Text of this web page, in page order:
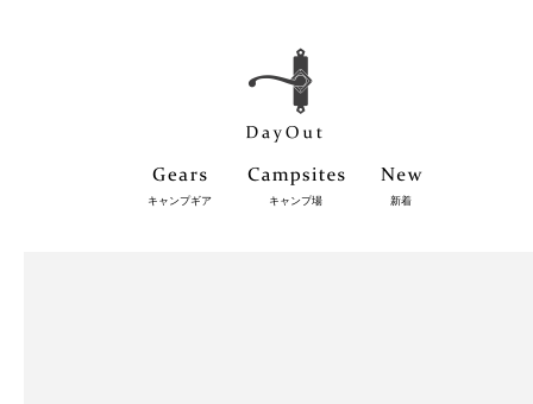
キャンプギア キャンプ場 新着